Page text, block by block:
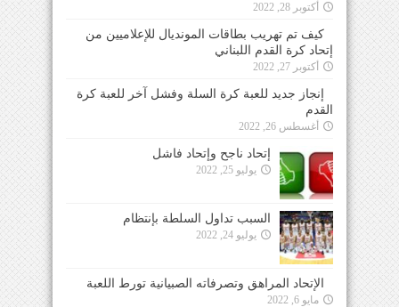
أكتوبر 28, 2022
كيف تم تهريب بطاقات المونديال للإعلاميين من
إتحاد كرة القدم اللبناني
أكتوبر 27, 2022
إنجاز جديد للعبة كرة السلة وفشل آخر للعبة كرة
القدم
أغسطس 26, 2022
إتحاد ناجح وإتحاد فاشل
يوليو 25, 2022
السبب تداول السلطة بإنتظام
يوليو 24, 2022
الإتحاد المراهق وتصرفاته الصبيانية تورط اللعبة
مايو 6, 2022